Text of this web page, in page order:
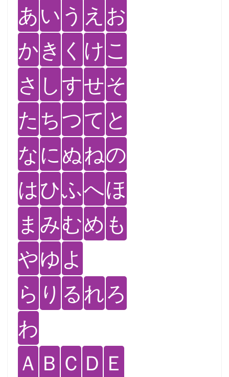
あい う え お
かき く けこ
さ しすせそ
た ちつて と
なにぬねの
はひふへほ
ま みむめ も
やゆ よ
ら り るれろ
わ
Ａ Ｂ Ｃ Ｄ Ｅ